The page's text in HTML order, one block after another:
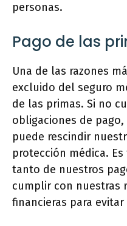
personas.
Pago de las
Una de las razones
excluido del seguro
de las primas. Si no
obligaciones de
puede rescindir
protección médica.
tanto de nuestros
cumplir con nuestras
financieras para